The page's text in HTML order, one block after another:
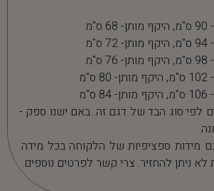
לפי סוג הבד של דגם זה. באם ישנו ספק -
מידות ספציפיות של הלקוחה בכל מידה.
לא ניתן להחזיר. צרי קשר לפרטים נוספים.